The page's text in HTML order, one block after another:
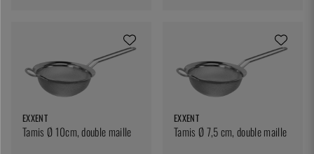
EXXENT
Tamis Ø 10cm, double maille
EXXENT
Tamis Ø 7,5 cm, double maille